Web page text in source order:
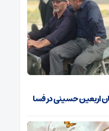
اربعین حسینی در فسا